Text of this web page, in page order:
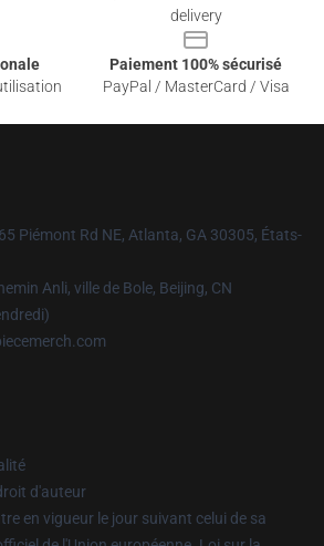
delivery
Paiement 100% sécurisé
PayPal / MasterCard / Visa
Piémont Rd NE, Atlanta, GA 30305, États-
Anli, ville de Bole, Beijing, CN
d'auteur
en vigueur le jour suivant celui de sa